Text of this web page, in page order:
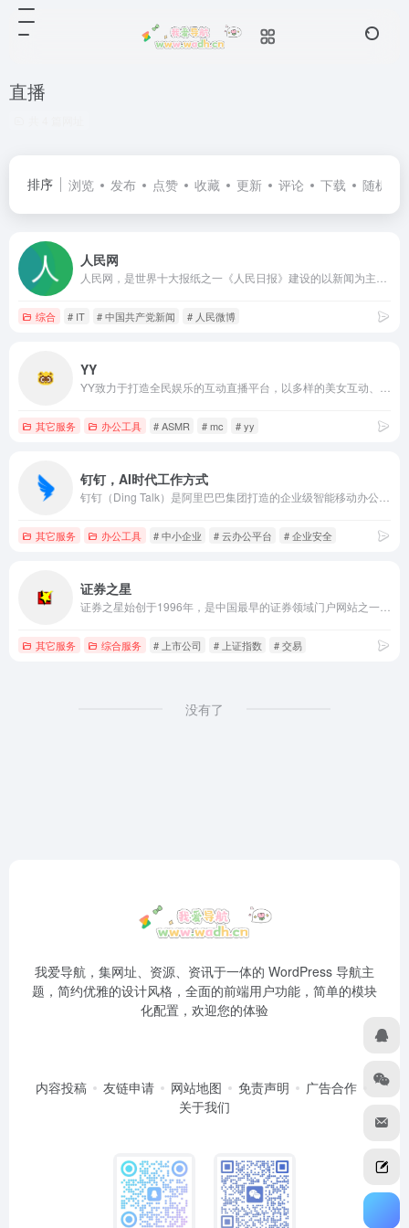
直播
排序 浏览 发布 点赞 收藏 更新 评论 下载 随机
人民网
综合 # IT # 中国共产党新闻 # 人民微博
YY
其它服务 办公工具 # ASMR # mc # yy
钉钉，AI时代工作方式
其它服务 办公工具 # 中小企业 # 云办公平台 # 企业安全
证券之星
其它服务 综合服务 # 上市公司 # 上证指数 # 交易
没有了
我爱导航，集网址、资源、资讯于一体的 WordPress 导航主
题，简约优雅的设计风格，全面的前端用户功能，简单的模块
化配置，欢迎您的体验
内容投稿 友链申请 网站地图 免责声明
广告合作
关于我们